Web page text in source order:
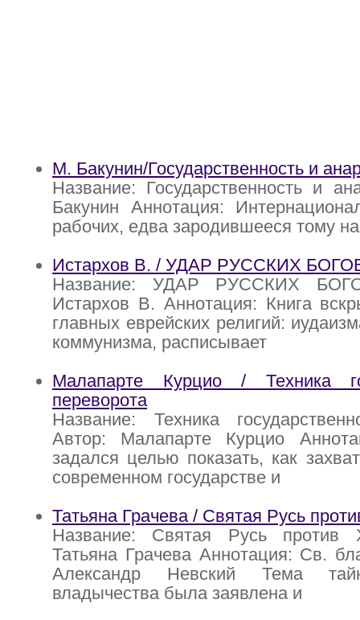
М. Бакунин/Государственность и
Название: Государственность и
Бакунин Аннотация:
рабочих, едва зародившееся тому
Истархов В. / УДАР РУССКИХ
Название: УДАР РУССКИХ
Истархов В. Аннотация: Книга
главных еврейских религий:
коммунизма, расписывает
Малапарте Курцио / Техника
переворота
Название: Техника
Автор: Малапарте Курцио
задался целью показать, как
современном государстве и
Татьяна Грачева / Святая Русь
Название: Святая Русь против
Татьяна Грачева Аннотация: Св.
Александр Невский Тема
владычества была заявлена и